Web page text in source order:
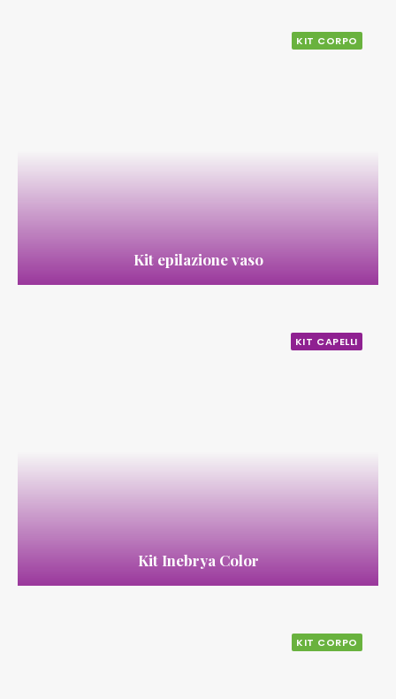
KIT CORPO
Kit epilazione vaso
KIT CAPELLI
Kit Inebrya Color
KIT CORPO